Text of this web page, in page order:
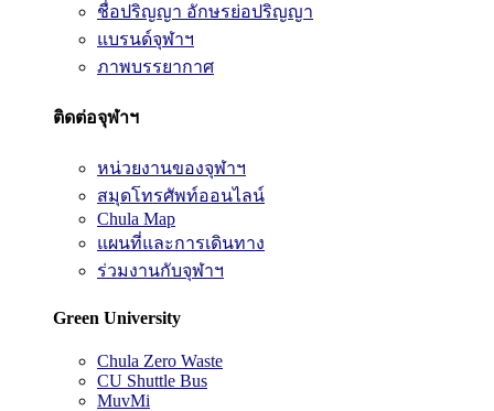
ชื่อปริญญา อักษรย่อปริญญา
แบรนด์จุฬาฯ
ภาพบรรยากาศ
ติดต่อจุฬาฯ
หน่วยงานของจุฬาฯ
สมุดโทรศัพท์ออนไลน์
Chula Map
แผนที่และการเดินทาง
ร่วมงานกับจุฬาฯ
Green University
Chula Zero Waste
CU Shuttle Bus
MuvMi